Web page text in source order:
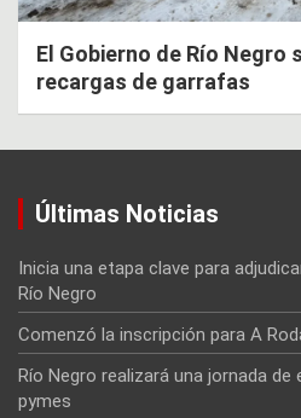
El Gobierno de Río Negro
recargas de garrafas
Últimas Noticias
Inicia una etapa clave para
Río Negro
Comenzó la inscripción para A
Río Negro realizará una jornada
pymes